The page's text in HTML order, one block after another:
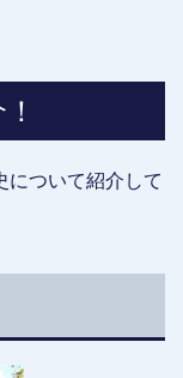
について紹介して